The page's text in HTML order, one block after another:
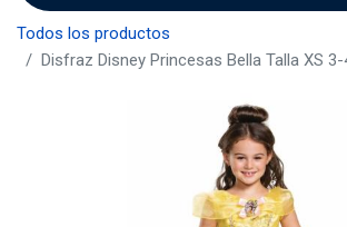
Todos los productos
Disfraz Disney Princesas Bella Talla XS